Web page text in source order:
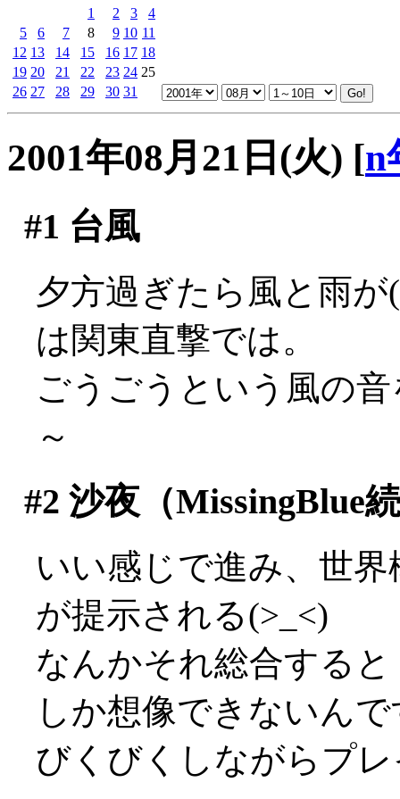
1
2 3
4
5
6 7 8 9 10 11
12 13 14 15 16 17 18
19 20 21 22 23 24 25
26 27 28 29 30 31
2001年08月21日(火) [n
#1 台風
夕方過ぎたら風と雨
は関東直撃では。
ごうごうという風の
～
#2 沙夜（MissingBlue
いい感じで進み、世
が提示される(>_<)
なんかそれ総合すると
しか想像できないん
びくびくしながらプ